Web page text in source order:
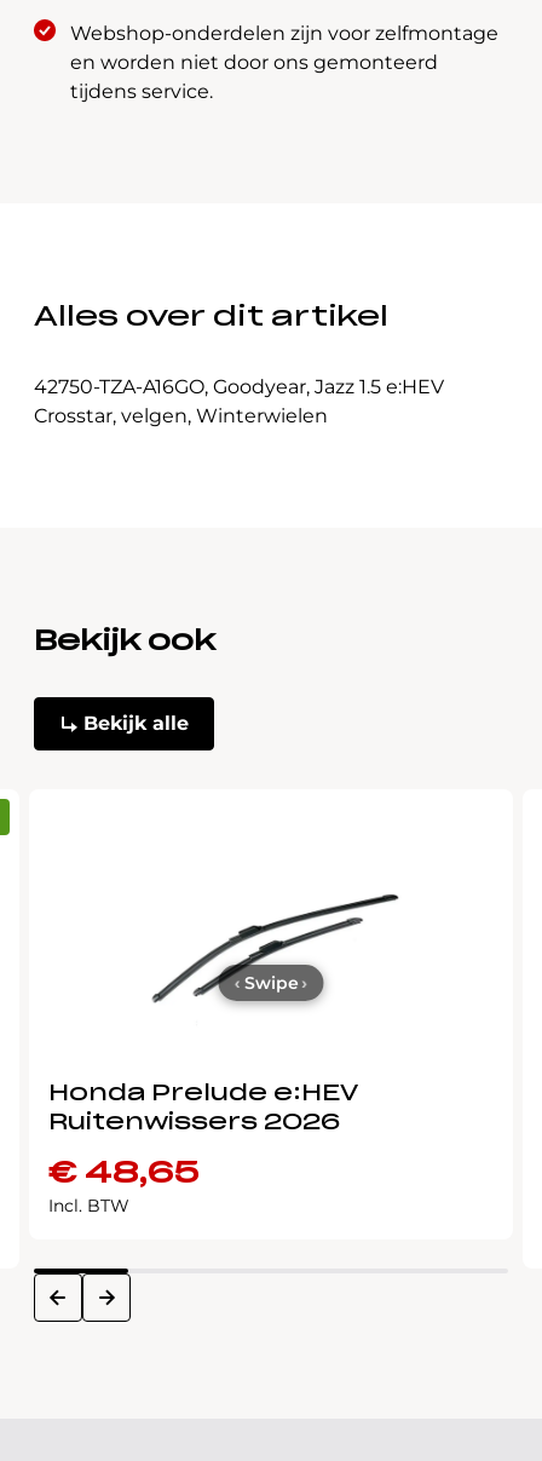
Webshop-onderdelen zijn voor zelfmontage
en worden niet door ons gemonteerd
tijdens service.
Alles over dit artikel
42750-TZA-A16GO, Goodyear, Jazz 1.5 e:HEV
Crosstar, velgen, Winterwielen
Bekijk ook
Bekijk alle
Honda Prelude e:HEV
Ruitenwissers 2026
€48,65
Incl. BTW
prev next
‹ Swipe ›